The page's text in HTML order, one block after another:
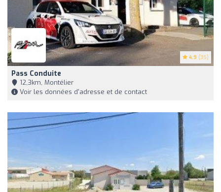
4.9 (35)
Pass Conduite
12,3km, Montélier
Voir les données d'adresse et de contact